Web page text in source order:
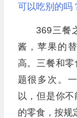
可以吃别的吗
369三餐
酱，苹果的
高。三餐和
题很多次。
以，但是你
的零食，按规